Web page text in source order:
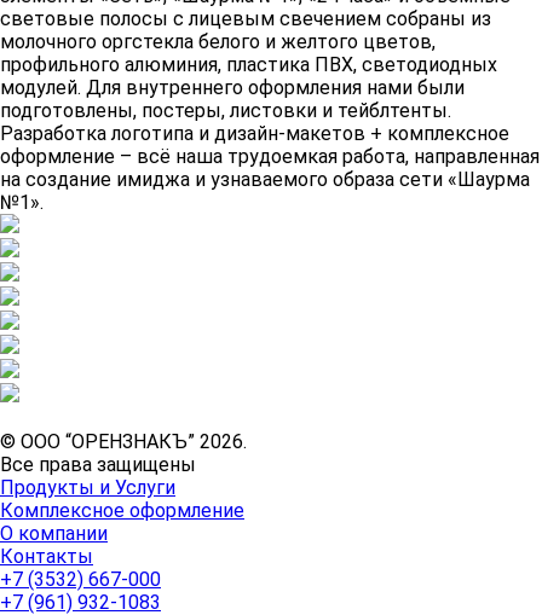
световые полосы с лицевым свечением собраны из
молочного оргстекла белого и желтого цветов,
профильного алюминия, пластика ПВХ, светодиодных
модулей. Для внутреннего оформления нами были
подготовлены, постеры, листовки и тейблтенты.
Разработка логотипа и дизайн-макетов + комплексное
оформление – всё наша трудоемкая работа, направленная
на создание имиджа и узнаваемого образа сети «Шаурма
№1».
© ООО “ОРЕНЗНАКЪ” 2026.
Все права защищены
Продукты и Услуги
Комплексное оформление
О компании
Контакты
+7 (3532) 667-000
+7 (961) 932-1083